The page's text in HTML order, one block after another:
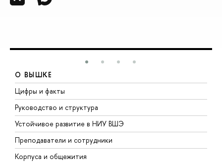
О ВЫШКЕ
Цифры и факты
Руководство и структура
Устойчивое развитие в НИУ ВШЭ
Преподаватели и сотрудники
Корпуса и общежития